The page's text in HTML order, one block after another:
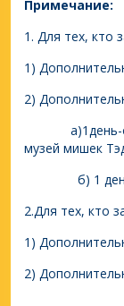
Примечание:
1. Для тех, кто
1)
2)
а)1день-
музей мишек
б) 1 день –
2.Для тех, кто
1)
2)